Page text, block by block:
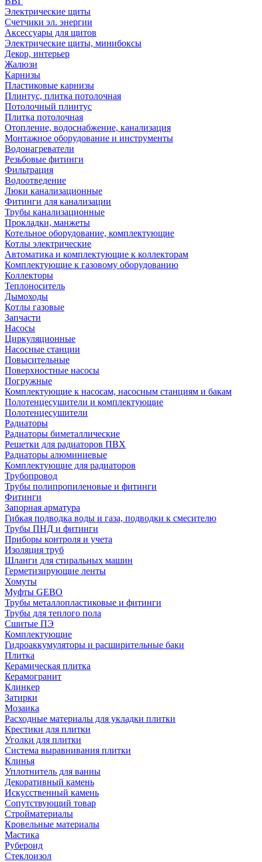
Электрические щиты
Счетчики эл. энергии
Аксессуары для щитов
Электрические щиты, минибоксы
Декор, интерьер
Жалюзи
Карнизы
Пластиковые карнизы
Плинтус, плитка потолочная
Потолочный плинтус
Плитка потолочная
Отопление, водоснабжение, канализация
Монтажное оборудование и инструменты
Водонагреватели
Резьбовые фитинги
Фильтрация
Водоотведение
Люки канализационные
Фитинги для канализации
Трубы канализационные
Прокладки, манжеты
Котельное оборудование, комплектующие
Котлы электрические
Автоматика и комплектующие к коллекторам
Комплектующие к газовому оборудованию
Коллекторы
Теплоноситель
Дымоходы
Котлы газовые
Запчасти
Насосы
Циркуляционные
Насосные станции
Повысительные
Поверхностные насосы
Погружные
Комплектующие к насосам, насосным станциям и бакам
Полотенцесушители и комплектующие
Полотенцесушители
Радиаторы
Радиаторы биметаллические
Решетки для радиаторов ПВХ
Радиаторы алюминиевые
Комплектующие для радиаторов
Трубопровод
Трубы полипропиленовые и фитинги
Фитинги
Запорная арматура
Гибкая подводка воды и газа, подводки к смесителю
Трубы ПНД и фитинги
Приборы контроля и учета
Изоляция труб
Шланги для стиральных машин
Герметизирующие ленты
Хомуты
Муфты GEBO
Трубы металлопластиковые и фитинги
Трубы для теплого пола
Сшитые ПЭ
Комплектующие
Гидроаккумуляторы и расширительные баки
Плитка
Керамическая плитка
Керамогранит
Клинкер
Затирки
Мозаика
Расходные материалы для укладки плитки
Крестики для плитки
Уголки для плитки
Система выравнивания плитки
Клинья
Уплотнитель для ванны
Декоративный камень
Искусственный камень
Сопутствующий товар
Стройматериалы
Кровельные материалы
Мастика
Рубероид
Стеклоизол